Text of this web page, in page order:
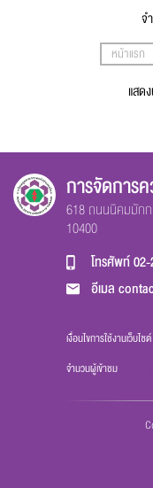
จ
หน้าแรก
แสด
การจัดการ
618 ถนนนิคมมักก
10400
โทรศัพท์
อีเมล
เงื่อนไขการใช้งานเว็บไซต์
จำนวนผู้เข้าชม